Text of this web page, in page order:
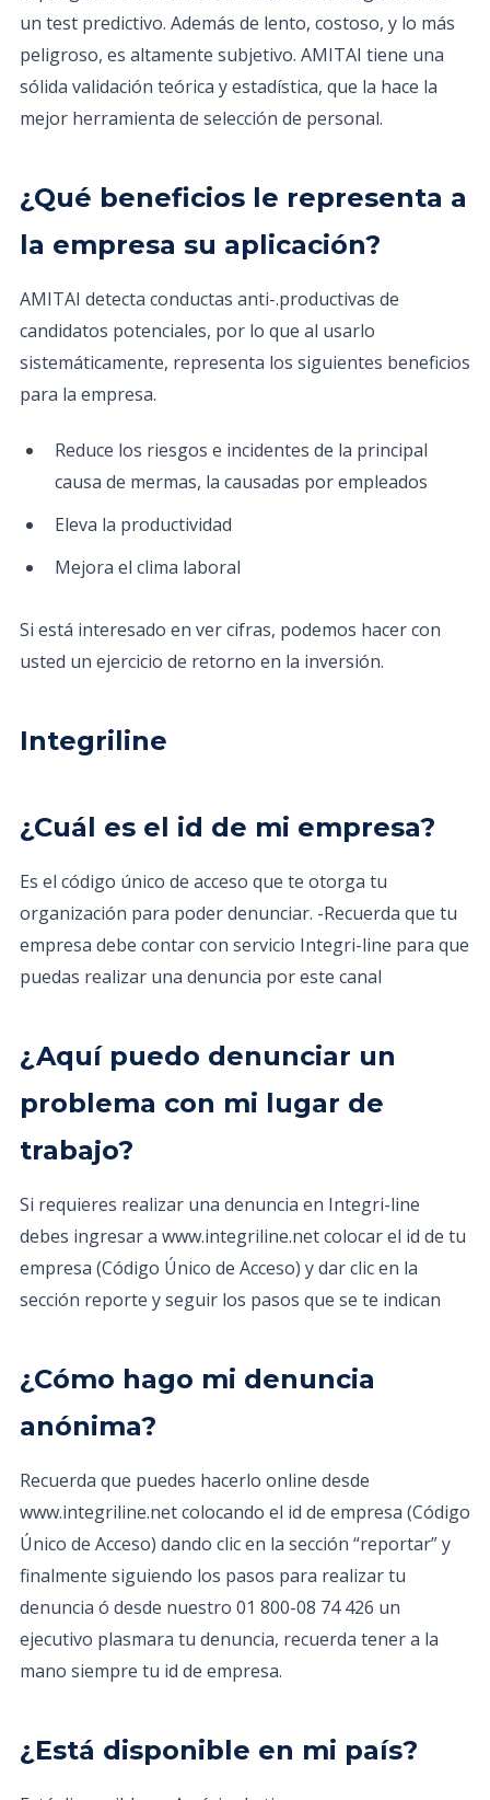
un test predictivo. Además de lento, costoso, y lo más
peligroso, es altamente subjetivo. AMITAI tiene una
sólida validación teórica y estadística, que la hace la
mejor herramienta de selección de personal.
¿Qué beneficios le representa a
la empresa su aplicación?
AMITAI detecta conductas anti-.productivas de
candidatos potenciales, por lo que al usarlo
sistemáticamente, representa los siguientes beneficios
para la empresa.
Reduce los riesgos e incidentes de la principal
causa de mermas, la causadas por empleados
Eleva la productividad
Mejora el clima laboral
Si está interesado en ver cifras, podemos hacer con
usted un ejercicio de retorno en la inversión.
Integriline
¿Cuál es el id de mi empresa?
Es el código único de acceso que te otorga tu
organización para poder denunciar. -Recuerda que tu
empresa debe contar con servicio Integri-line para que
puedas realizar una denuncia por este canal
¿Aquí puedo denunciar un
problema con mi lugar de
trabajo?
Si requieres realizar una denuncia en Integri-line
debes ingresar a www.integriline.net colocar el id de tu
empresa (Código Único de Acceso) y dar clic en la
sección reporte y seguir los pasos que se te indican
¿Cómo hago mi denuncia
anónima?
Recuerda que puedes hacerlo online desde
www.integriline.net colocando el id de empresa (Código
Único de Acceso) dando clic en la sección “reportar” y
finalmente siguiendo los pasos para realizar tu
denuncia ó desde nuestro 01 800-08 74 426 un
ejecutivo plasmara tu denuncia, recuerda tener a la
mano siempre tu id de empresa.
¿Está disponible en mi país?